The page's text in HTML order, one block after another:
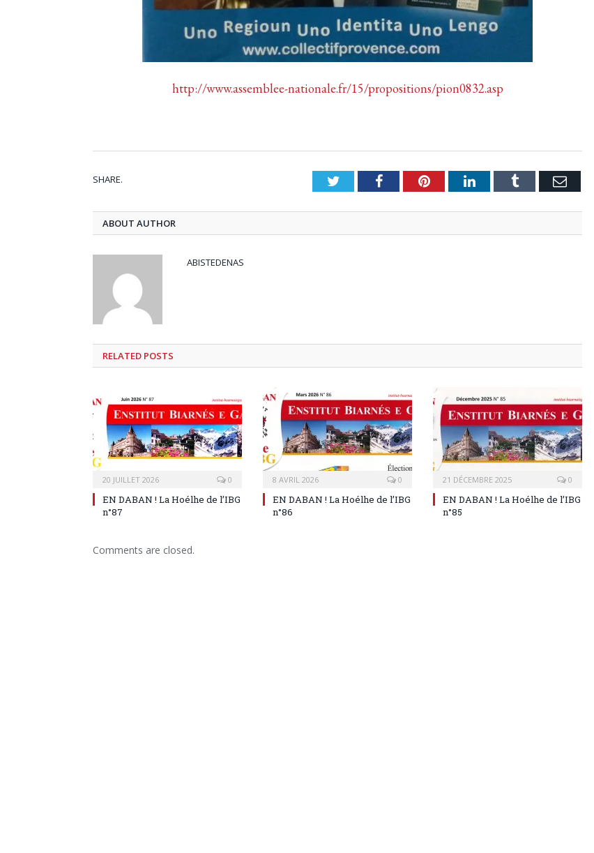
http://www.assemblee-nationale.fr/15/propositions/pion0832.asp
SHARE. TwitterFacebookPinterestLinkedInTumblr Email
ABOUT AUTHOR
ABISTEDENAS
RELATED POSTS
20 JUILLET 2026 0
EN DABAN ! La Hoélhe de l’IBG
n°87
8 AVRIL 2026 0
EN DABAN ! La Hoélhe de l’IBG
n°86
21 DÉCEMBRE 2025 0
EN DABAN ! La Hoélhe de l’IBG
n°85
Comments are closed.